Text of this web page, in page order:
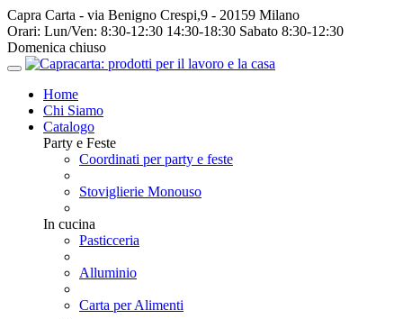
Capra Carta - via Benigno Crespi,9 - 20159 Milano
Orari: Lun/Ven: 8:30-12:30 14:30-18:30 Sabato 8:30-12:30
Domenica chiuso
Home
Chi Siamo
Catalogo
Party e Feste
Coordinati per party e feste
Stoviglierie Monouso
In cucina
Pasticceria
Alluminio
Carta per Alimenti